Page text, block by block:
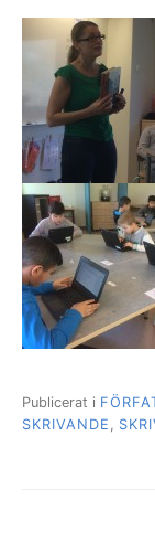
Publicerat i
SKRIVANDE